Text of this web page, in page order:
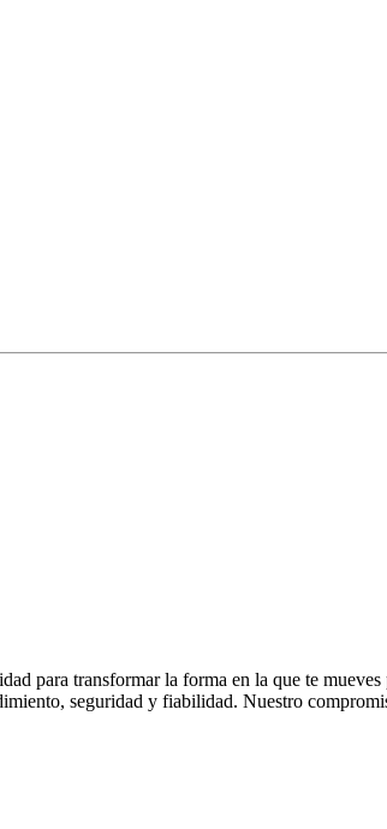
para transformar la forma en la que te
seguridad y fiabilidad. Nuestro